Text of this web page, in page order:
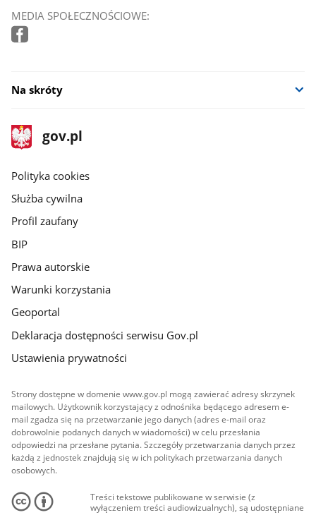
MEDIA SPOŁECZNOŚCIOWE:
Na skróty
stopka
gov.pl
Strona
gov.pl
gov.pl
Polityka cookies
Służba cywilna
Profil zaufany
BIP
Prawa autorskie
Warunki korzystania
Geoportal
Deklaracja dostępności serwisu Gov.pl
Ustawienia prywatności
Strony dostępne w domenie www.gov.pl mogą zawierać adresy skrzynek
mailowych. Użytkownik korzystający z odnośnika będącego adresem e-
mail zgadza się na przetwarzanie jego danych (adres e-mail oraz
dobrowolnie podanych danych w wiadomości) w celu przesłania
odpowiedzi na przesłane pytania. Szczegóły przetwarzania danych przez
każdą z jednostek znajdują się w ich politykach przetwarzania danych
osobowych.
Treści tekstowe publikowane w serwisie (z
wyłączeniem treści audiowizualnych), są udostępniane